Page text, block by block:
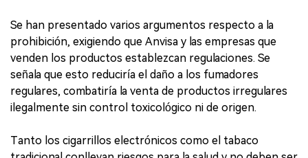
Se han presentado varios argumentos respecto a la
prohibición, exigiendo que Anvisa y las empresas que
venden los productos establezcan regulaciones. Se
señala que esto reduciría el daño a los fumadores
regulares, combatiría la venta de productos irregulares
ilegalmente sin control toxicológico ni de origen.
Tanto los cigarrillos electrónicos como el tabaco